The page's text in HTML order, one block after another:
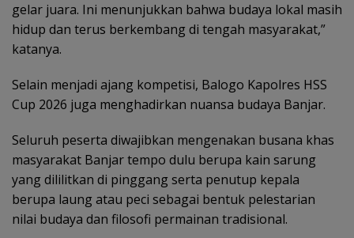
gelar juara. Ini menunjukkan bahwa budaya lokal masih
hidup dan terus berkembang di tengah masyarakat,”
katanya.
Selain menjadi ajang kompetisi, Balogo Kapolres HSS
Cup 2026 juga menghadirkan nuansa budaya Banjar.
Seluruh peserta diwajibkan mengenakan busana khas
masyarakat Banjar tempo dulu berupa kain sarung
yang dililitkan di pinggang serta penutup kepala
berupa laung atau peci sebagai bentuk pelestarian
nilai budaya dan filosofi permainan tradisional.